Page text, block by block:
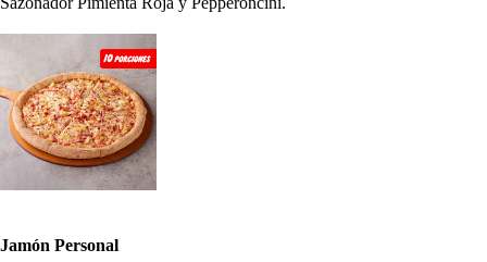
Jamón Personal